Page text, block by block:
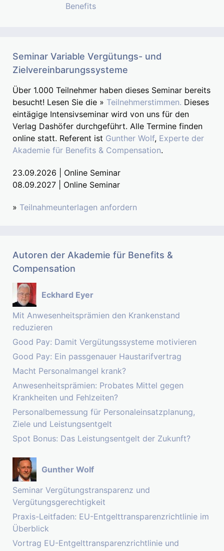
Benefits
Seminar Variable Vergütungs- und
Zielvereinbarungssysteme
Über 1.000 Teilnehmer haben dieses Seminar bereits
besucht! Lesen Sie die » Teilnehmerstimmen. Dieses
eintägige Intensivseminar wird von uns für den
Verlag Dashöfer durchgeführt. Alle Termine finden
online statt. Referent ist Gunther Wolf, Experte der
Akademie für Benefits & Compensation.
23.09.2026 | Online Seminar
08.09.2027 | Online Seminar
» Teilnahmeunterlagen anfordern
Autoren der Akademie für Benefits &
Compensation
Eckhard Eyer
Mit Anwesenheitsprämien den Krankenstand
reduzieren
Good Pay: Damit Vergütungssysteme motivieren
Good Pay: Ein passgenauer Haustarifvertrag
Macht Personalmangel krank?
Anwesenheitsprämien: Probates Mittel gegen
Krankheiten und Fehlzeiten?
Personalbemessung für Personaleinsatzplanung,
Ziele und Leistungsentgelt
Spot Bonus: Das Leistungsentgelt der Zukunft?
Gunther Wolf
Seminar Vergütungstransparenz und
Vergütungsgerechtigkeit
Praxis-Leitfaden: EU-Entgelttransparenzrichtlinie im
Überblick
Vortrag EU-Entgelttransparenzrichtlinie und